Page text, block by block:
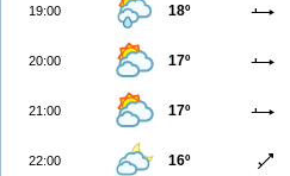
19:00 18º
20:00 17º
21:00 17º
22:00 16º